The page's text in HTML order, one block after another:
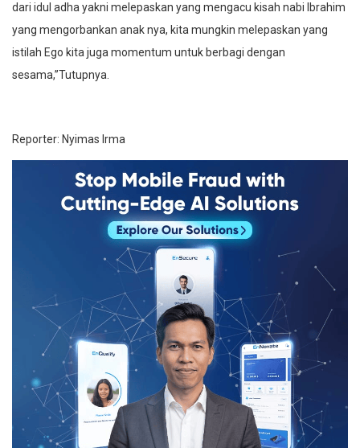
dari idul adha yakni melepaskan yang mengacu kisah nabi Ibrahim
yang mengorbankan anak nya, kita mungkin melepaskan yang
istilah Ego kita juga momentum untuk berbagi dengan
sesama,”Tutupnya.
Reporter: Nyimas Irma